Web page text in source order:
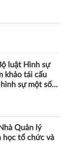
luật Hình sự
khảo tái cấu
sự một số
Quản lý
học tổ chức và